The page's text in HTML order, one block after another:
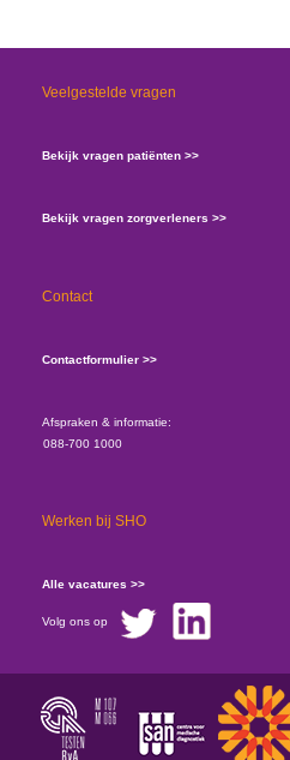
Veelgestelde vragen
Bekijk vragen patiënten >>
Bekijk vragen zorgverleners >>
Contact
Contactformulier >>
Afspraken & informatie:
088-700 1000
Werken bij SHO
Alle vacatures >>
Volg ons op